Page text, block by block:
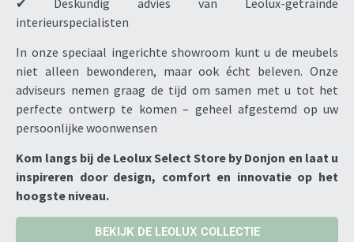
interieurspecialisten
In onze speciaal ingerichte showroom kunt u de meubels
niet alleen bewonderen, maar ook écht beleven. Onze
adviseurs nemen graag de tijd om samen met u tot het
perfecte ontwerp te komen – geheel afgestemd op uw
persoonlijke woonwensen
Kom langs bij de Leolux Select Store by Donjon en laat u
inspireren door design, comfort en innovatie op het
hoogste niveau.
BEKIJK DE LEOLUX COLLECTIE